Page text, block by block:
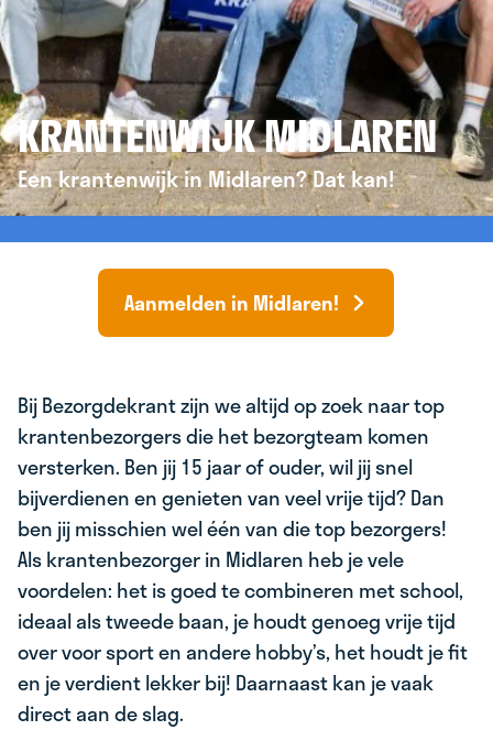
KRANTENWIJK MIDLAREN
Een krantenwijk in Midlaren? Dat kan!
Aanmelden in Midlaren!
Bij Bezorgdekrant zijn we altijd op zoek naar top
krantenbezorgers die het bezorgteam komen
versterken. Ben jij 15 jaar of ouder, wil jij snel
bijverdienen en genieten van veel vrije tijd? Dan
ben jij misschien wel één van die top bezorgers!
Als krantenbezorger in Midlaren heb je vele
voordelen: het is goed te combineren met school,
ideaal als tweede baan, je houdt genoeg vrije tijd
over voor sport en andere hobby’s, het houdt je fit
en je verdient lekker bij! Daarnaast kan je vaak
direct aan de slag.